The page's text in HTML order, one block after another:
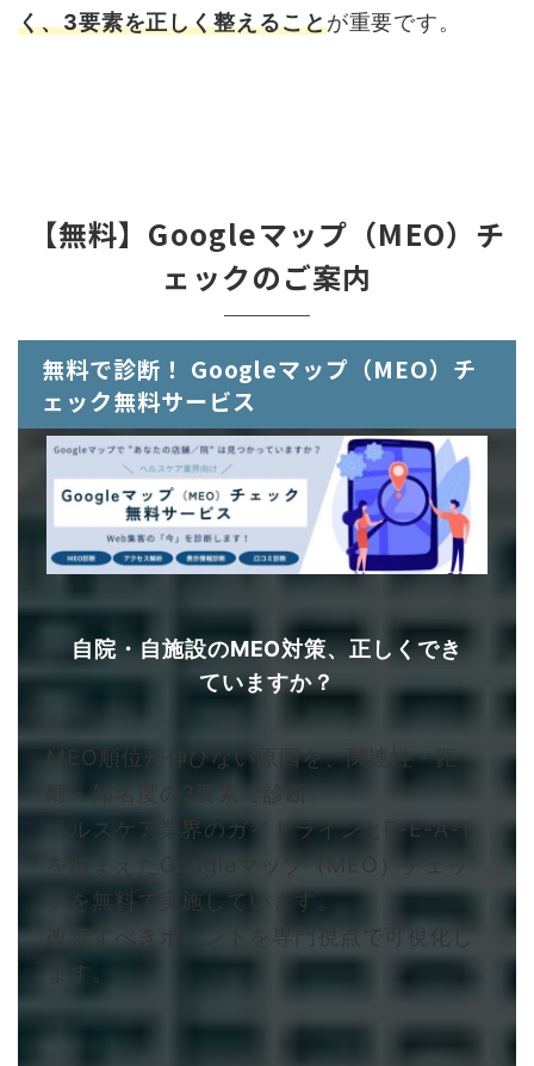
く、3要素を正しく整えることが重要です。
【無料】Googleマップ（MEO）チ
ェックのご案内
無料で診断！ Googleマップ（MEO）チ
ェック無料サービス
自院・自施設のMEO対策、正しくでき
ていますか？
MEO順位が伸びない原因を、関連性・距
離・知名度の3要素で診断。
ヘルスケア業界のガイドラインとE-E-A-T
を踏まえたGoogleマップ（MEO）チェッ
クを無料で実施しています。
改善すべきポイントを専門視点で可視化し
ます。